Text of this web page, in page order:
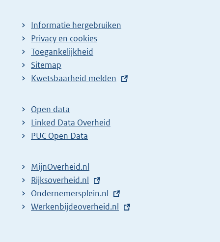
Informatie hergebruiken
Privacy en cookies
Toegankelijkheid
Sitemap
E
t
e
r
l
i
n
k
Kwetsbaarheid melden
Open data
Linked Data Overheid
PUC Open Data
MijnOverheid.nl
E
x
t
Rijksoverheid.nl
E
x
Ondernemersplein.nl
E
Werkenbijdeoverheid.nl